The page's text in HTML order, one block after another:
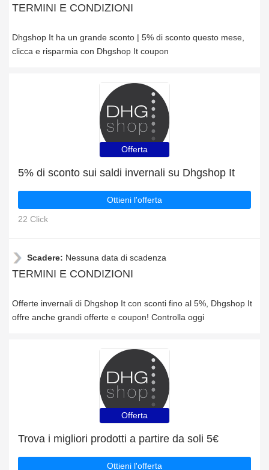
TERMINI E CONDIZIONI
Dhgshop It ha un grande sconto | 5% di sconto questo mese,
clicca e risparmia con Dhgshop It coupon
Offerta
5% di sconto sui saldi invernali su Dhgshop It
Ottieni l'offerta
22 Click
Scadere: Nessuna data di scadenza
TERMINI E CONDIZIONI
Offerte invernali di Dhgshop It con sconti fino al 5%, Dhgshop It
offre anche grandi offerte e coupon! Controlla oggi
Offerta
Trova i migliori prodotti a partire da soli 5€
Ottieni l'offerta